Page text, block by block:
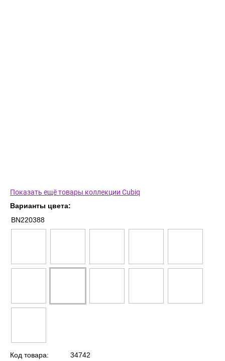
Показать ещё товары коллекции Cubiq
Варианты цвета:
BN220388
Код товара: 34742